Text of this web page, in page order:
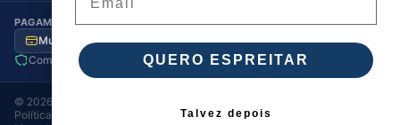
PAGAMENTO SEGURO
Multibanco MB Way Visa / MC
Transferência
Compra segura
Envio para Portugal
© 2026
Política de Privacidade
Termos e Condições·Cookies
QUERO ESPREITAR
Talvez depois